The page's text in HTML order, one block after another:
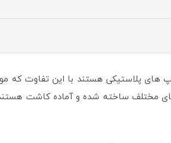
پلاستیکی هستند با این تفاوت که
ساخته شده و آماده کاشت